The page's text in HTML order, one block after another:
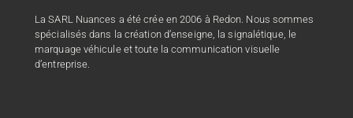
La SARL Nuances a été crée en 2006 à Redon. Nous sommes
spécialisés dans la création d’enseigne, la signalétique, le
marquage véhicule et toute la communication visuelle
d’entreprise.